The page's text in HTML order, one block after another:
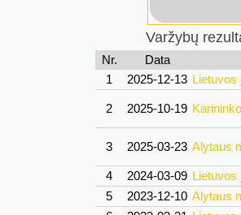
Varžybų
Nr. Data
1
2025-12-13 Lietuvos
2 2025-10-19
3 2025-03-23 Alytaus
4 2024-03-09 Lietuvos
5
2023-12-10 Alytaus